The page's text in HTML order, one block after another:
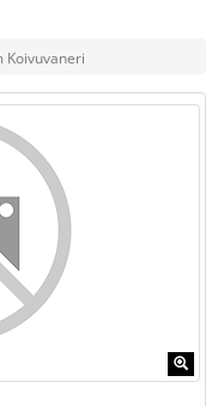
Koivuvaneri